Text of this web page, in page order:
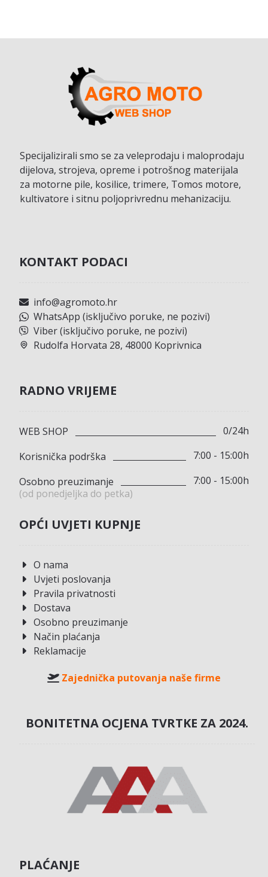
Specijalizirali smo se za veleprodaju i maloprodaju
dijelova, strojeva, opreme i potrošnog materijala
za motorne pile, kosilice, trimere, Tomos motore,
kultivatore i sitnu poljoprivrednu mehanizaciju.
KONTAKT PODACI
info@agromoto.hr
WhatsApp (isključivo poruke, ne pozivi)
Viber (isključivo poruke, ne pozivi)
Rudolfa Horvata 28, 48000 Koprivnica
RADNO VRIJEME
WEB SHOP
0/24h
Korisnička podrška
7:00 - 15:00h
Osobno preuzimanje
(od ponedjeljka do petka)
7:00 - 15:00h
OPĆI UVJETI KUPNJE
O nama
Uvjeti poslovanja
Pravila privatnosti
Dostava
Osobno preuzimanje
Način plaćanja
Reklamacije
Zajednička putovanja naše firme
BONITETNA OCJENA TVRTKE ZA 2024.
PLAĆANJE